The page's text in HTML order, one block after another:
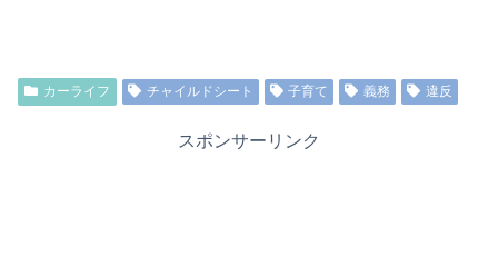
カーライフ チャイルドシート 子育て 義務 違反
スポンサーリンク